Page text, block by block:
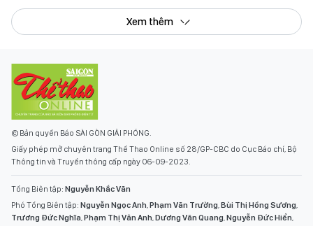
Xem thêm
© Bản quyền Báo SÀI GÒN GIẢI PHÓNG.
Giấy phép mở chuyên trang Thể Thao Online số 28/GP-CBC do Cục Báo chí, Bộ
Thông tin và Truyền thông cấp ngày 06-09-2023.
Tổng Biên tập: Nguyễn Khắc Văn
Phó Tổng Biên tập: Nguyễn Ngọc Anh,Phạm Văn Trường,Bùi Thị Hồng Sương,
Trương Đức Nghĩa,Phạm Thị Vân Anh,Dương Văn Quang,Nguyễn Đức Hiển,